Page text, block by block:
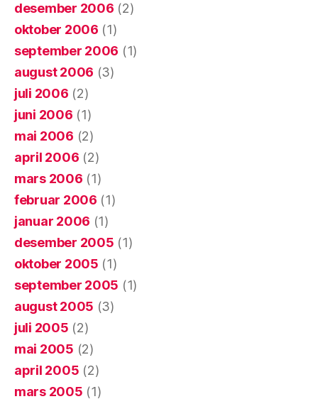
desember 2006 (2)
oktober 2006 (1)
september 2006 (1)
august 2006 (3)
juli 2006 (2)
juni 2006 (1)
mai 2006 (2)
april 2006 (2)
mars 2006 (1)
februar 2006 (1)
januar 2006 (1)
desember 2005 (1)
oktober 2005 (1)
september 2005 (1)
august 2005 (3)
juli 2005 (2)
mai 2005 (2)
april 2005 (2)
mars 2005 (1)